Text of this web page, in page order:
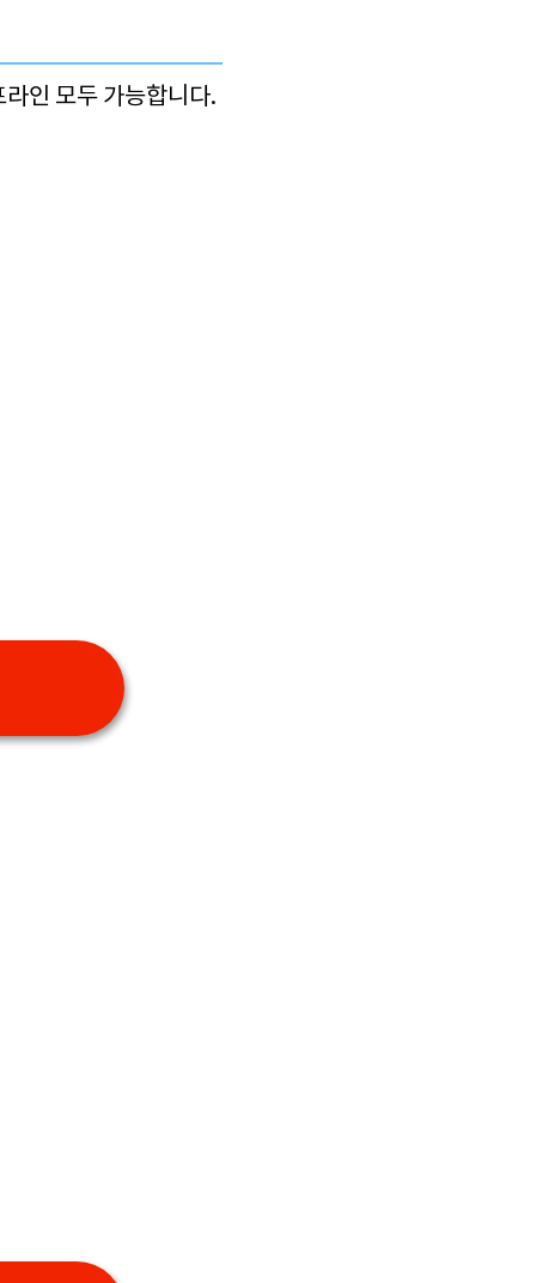
인 모두 가능합니다.